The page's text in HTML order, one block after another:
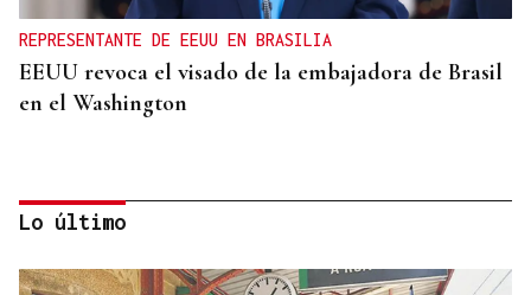
REPRESENTANTE DE EEUU EN BRASILIA
EEUU revoca el visado de la embajadora de Brasil
en el Washington
Lo último